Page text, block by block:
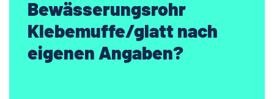
Bewässerungsrohr
Klebemuffe/glatt nach
eigenen Angaben?